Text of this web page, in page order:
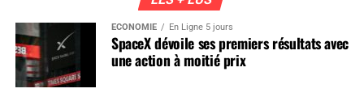
ÉCONOMIE En Ligne 5 jours
SpaceX dévoile ses premiers résultats avec
une action à moitié prix